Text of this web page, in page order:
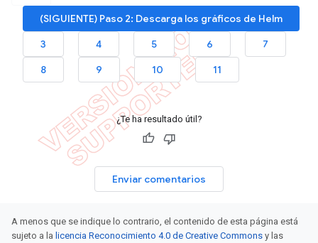
(SIGUIENTE) Paso 2: Descarga los gráficos de Helm
3
4 5 6
7
8
9 10 11
¿Te ha resultado útil?
Enviar comentarios
A menos que se indique lo contrario, el contenido de esta página está
sujeto a la licencia Reconocimiento 4.0 de Creative Commons y las